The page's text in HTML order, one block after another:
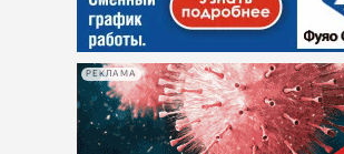
РЕКЛАМА